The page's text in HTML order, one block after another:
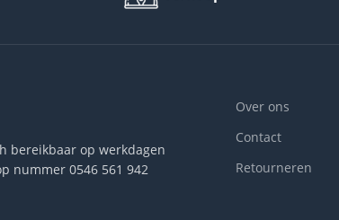
bereikbaar op werkdagen
nummer 0546 561 942
Over ons
Contact
Retourneren